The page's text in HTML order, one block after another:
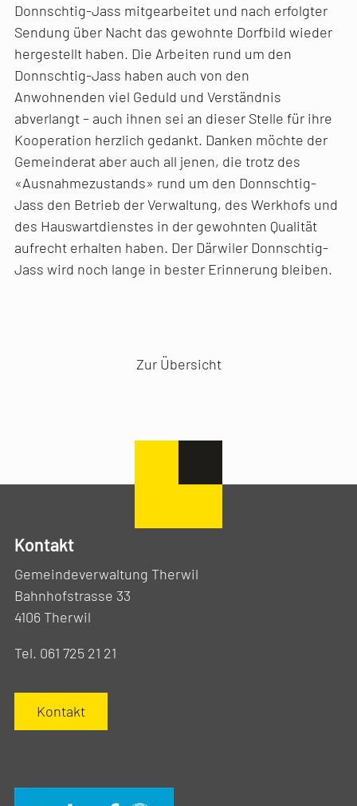
Donnschtig-Jass mitgearbeitet und nach erfolgter
Sendung über Nacht das gewohnte Dorfbild wieder
hergestellt haben. Die Arbeiten rund um den
Donnschtig-Jass haben auch von den
Anwohnenden viel Geduld und Verständnis
abverlangt – auch ihnen sei an dieser Stelle für ihre
Kooperation herzlich gedankt. Danken möchte der
Gemeinderat aber auch all jenen, die trotz des
«Ausnahmezustands» rund um den Donnschtig-
Jass den Betrieb der Verwaltung, des Werkhofs und
des Hauswartdienstes in der gewohnten Qualität
aufrecht erhalten haben. Der Därwiler Donnschtig-
Jass wird noch lange in bester Erinnerung bleiben.
Zur Übersicht
Kontakt
Gemeindeverwaltung Therwil
Bahnhofstrasse 33
4106 Therwil
Tel. 061 725 21 21
Kontakt